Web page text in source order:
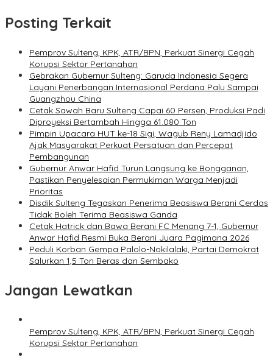
Posting Terkait
Pemprov Sulteng, KPK, ATR/BPN, Perkuat Sinergi Cegah
Korupsi Sektor Pertanahan
Gebrakan Gubernur Sulteng: Garuda Indonesia Segera
Layani Penerbangan Internasional Perdana Palu Sampai
Guangzhou China
Cetak Sawah Baru Sulteng Capai 60 Persen, Produksi Padi
Diproyeksi Bertambah Hingga 61.080 Ton
Pimpin Upacara HUT ke-18 Sigi, Wagub Reny Lamadjido
Ajak Masyarakat Perkuat Persatuan dan Percepat
Pembangunan
Gubernur Anwar Hafid Turun Langsung ke Bongganan,
Pastikan Penyelesaian Permukiman Warga Menjadi
Prioritas
Disdik Sulteng Tegaskan Penerima Beasiswa Berani Cerdas
Tidak Boleh Terima Beasiswa Ganda
Cetak Hatrick dan Bawa Berani FC Menang 7-1, Gubernur
Anwar Hafid Resmi Buka Berani Juara Pagimana 2026
Peduli Korban Gempa Palolo-Nokilalaki, Partai Demokrat
Salurkan 1,5 Ton Beras dan Sembako
Jangan Lewatkan
Pemprov Sulteng, KPK, ATR/BPN, Perkuat Sinergi Cegah
Korupsi Sektor Pertanahan